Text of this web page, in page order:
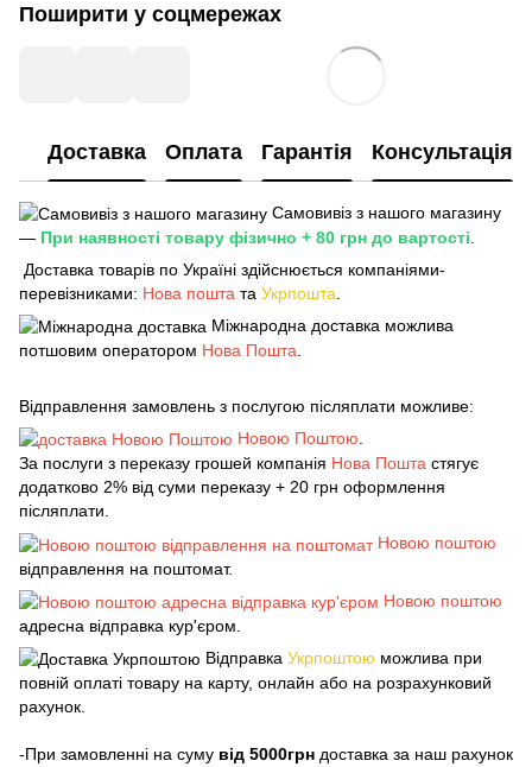
Поширити у соцмережах
Доставка Оплата Гарантія Консультація
Самовивіз з нашого магазину
— При наявності товару фізично + 80 грн до вартості
Доставка товарів по Україні здійснюється компаніями-
перевізниками: Нова пошта та Укрпошта
Міжнародна доставка можлива
потшовим оператором Нова Пошта
Відправлення замовлень з послугою післяплати можливе:
Новою Поштою
За послуги з переказу грошей компанія Нова Пошта стягує
додатково 2% від суми переказу + 20 грн оформлення
післяплати.
Новою поштою
відправлення на поштомат.
Новою поштою
адресна відправка кур'єром.
Відправка Укрпоштою можлива при
повній оплаті товару на карту, онлайн або на розрахунковий
рахунок.
-При замовленні на суму від 5000грн доставка за наш рахунок